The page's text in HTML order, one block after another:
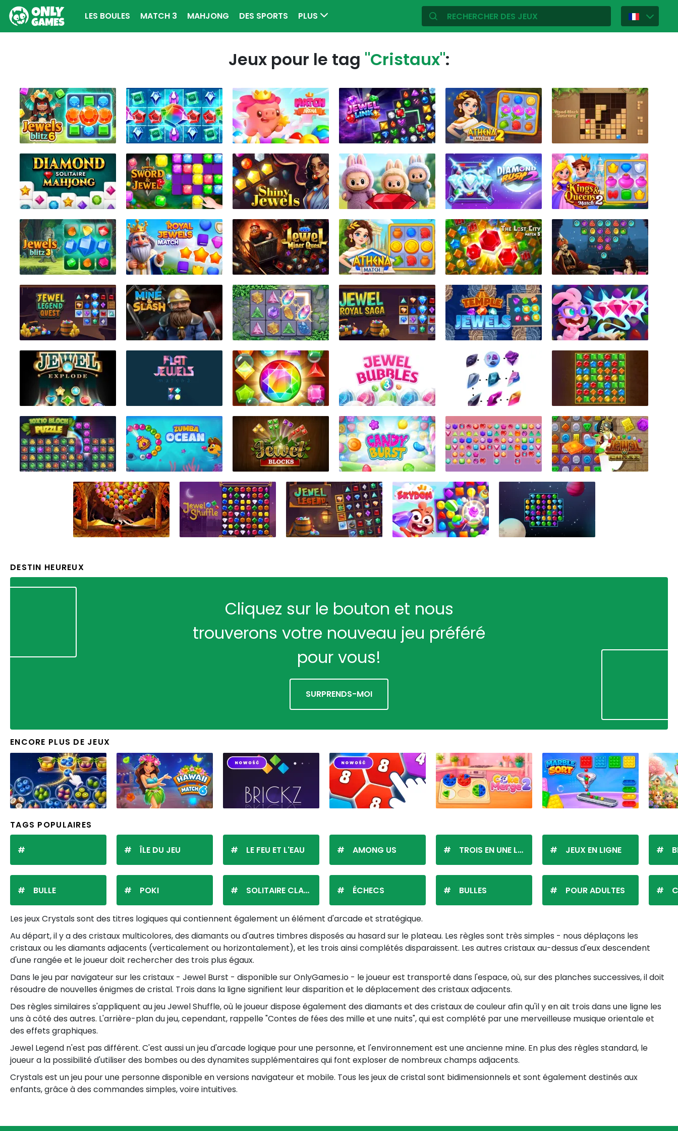
LES BOULES MATCH 3 MAHJONG DES SPORTS PLUS
Jeux pour le tag "Cristaux":
DESTIN HEUREUX
Cliquez sur le bouton et nous
trouverons votre nouveau jeu préféré
pour vous!
SURPRENDS-MOI
ENCORE PLUS DE JEUX
TAGS POPULAIRES
BULLE
ÎLE DU JEU
POKI
LE FEU ET L'EAU
SOLITAIRE CLASSIQUE
AMONG US
ÉCHECS
TROIS EN UNE LIGNE
BULLES
JEUX EN LIGNE
POUR ADULTES
Les jeux Crystals sont des titres logiques qui contiennent également un élément d'arcade et stratégique.
Au départ, il y a des cristaux multicolores, des diamants ou d'autres timbres disposés au hasard sur le plateau. Les règles sont très simples - nous déplaçons les
cristaux ou les diamants adjacents (verticalement ou horizontalement), et les trois ainsi complétés disparaissent. Les autres cristaux au-dessus d'eux descendent
d'une rangée et le joueur doit rechercher des trois plus égaux.
Dans le jeu par navigateur sur les cristaux - Jewel Burst - disponible sur OnlyGames.io - le joueur est transporté dans l'espace, où, sur des planches successives, il doit
résoudre de nouvelles énigmes de cristal. Trois dans la ligne signifient leur disparition et le déplacement des cristaux adjacents.
Des règles similaires s'appliquent au jeu Jewel Shuffle, où le joueur dispose également des diamants et des cristaux de couleur afin qu'il y en ait trois dans une ligne les
uns à côté des autres. L'arrière-plan du jeu, cependant, rappelle "Contes de fées des mille et une nuits", qui est complété par une merveilleuse musique orientale et
des effets graphiques.
Jewel Legend n'est pas différent. C'est aussi un jeu d'arcade logique pour une personne, et l'environnement est une ancienne mine. En plus des règles standard, le
joueur a la possibilité d'utiliser des bombes ou des dynamites supplémentaires qui font exploser de nombreux champs adjacents.
Crystals est un jeu pour une personne disponible en versions navigateur et mobile. Tous les jeux de cristal sont bidimensionnels et sont également destinés aux
enfants, grâce à des commandes simples, voire intuitives.